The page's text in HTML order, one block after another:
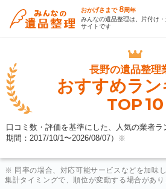
おかげさまで 8周年
みんなの遺品整理は、片付け
サイトです
長野の遺品整理
おすすめラ
TOP10
口コミ数・評価を基準にした、人気の業者
期間：2017/10/1〜2026/08/07） ※
※ 同率の場合、対応可能サービスなどを加味
集計タイミングで、順位が変動する場合があり